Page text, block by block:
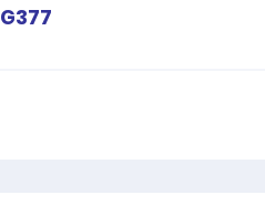
G377